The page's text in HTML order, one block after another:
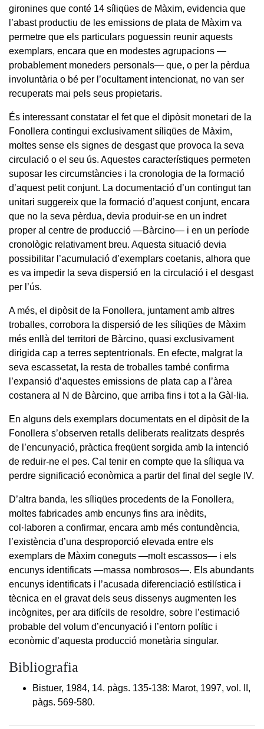
gironines que conté 14 síliqües de Màxim, evidencia que
l’abast productiu de les emissions de plata de Màxim va
permetre que els particulars poguessin reunir aquests
exemplars, encara que en modestes agrupacions —
probablement moneders personals— que, o per la pèrdua
involuntària o bé per l’ocultament intencionat, no van ser
recuperats mai pels seus propietaris.
És interessant constatar el fet que el dipòsit monetari de la
Fonollera contingui exclusivament síliqües de Màxim,
moltes sense els signes de desgast que provoca la seva
circulació o el seu ús. Aquestes característiques permeten
suposar les circumstàncies i la cronologia de la formació
d’aquest petit conjunt. La documentació d’un contingut tan
unitari suggereix que la formació d’aquest conjunt, encara
que no la seva pèrdua, devia produir-se en un indret
proper al centre de producció —Bàrcino— i en un període
cronològic relativament breu. Aquesta situació devia
possibilitar l’acumulació d’exemplars coetanis, alhora que
es va impedir la seva dispersió en la circulació i el desgast
per l’ús.
A més, el dipòsit de la Fonollera, juntament amb altres
troballes, corrobora la dispersió de les síliqües de Màxim
més enllà del territori de Bàrcino, quasi exclusivament
dirigida cap a terres septentrionals. En efecte, malgrat la
seva escassetat, la resta de troballes també confirma
l’expansió d’aquestes emissions de plata cap a l’àrea
costanera al N de Bàrcino, que arriba fins i tot a la Gàl·lia.
En alguns dels exemplars documentats en el dipòsit de la
Fonollera s’observen retalls deliberats realitzats després
de l’encunyació, pràctica freqüent sorgida amb la intenció
de reduir-ne el pes. Cal tenir en compte que la síliqua va
perdre significació econòmica a partir del final del segle IV.
D’altra banda, les síliqües procedents de la Fonollera,
moltes fabricades amb encunys fins ara inèdits,
col·laboren a confirmar, encara amb més contundència,
l’existència d’una desproporció elevada entre els
exemplars de Màxim coneguts —molt escassos— i els
encunys identificats —massa nombrosos—. Els abundants
encunys identificats i l’acusada diferenciació estilística i
tècnica en el gravat dels seus dissenys augmenten les
incògnites, per ara difícils de resoldre, sobre l’estimació
probable del volum d’encunyació i l’entorn polític i
econòmic d’aquesta producció monetària singular.
Bibliografia
Bistuer, 1984, 14. pàgs. 135-138: Marot, 1997, vol. II,
pàgs. 569-580.